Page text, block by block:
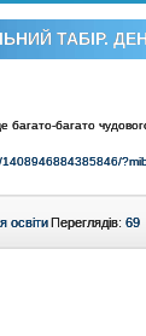
ТАБІР.
багато
освітиПереглядів: 69